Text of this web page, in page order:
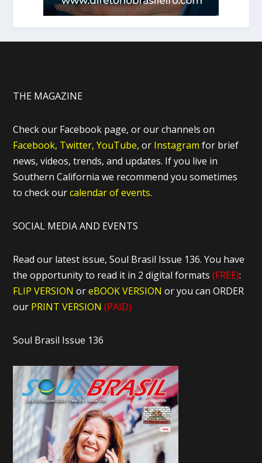
THE MAGAZINE
Check our Facebook page, or our channels on
Facebook, Twitter, YouTube, or Instagram for brief
news, videos, trends, and updates. If you live in
Southern California we recommend you sometimes
to check ourcalendar of events.
SOCIAL MEDIA AND EVENTS
Read our latest issue, Soul Brasil Issue 136. You have
the opportunity to read it in 2 digital formats(FREE):
FLIP VERSION oreBOOK VERSIONor you can ORDER
our PRINT VERSION (PAID)
Soul Brasil Issue 136